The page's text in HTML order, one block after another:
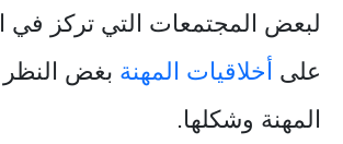
لبعض المجتمعات التي تركز في
على أخلاقيات المهنة بغض
المهنة وشكلها.